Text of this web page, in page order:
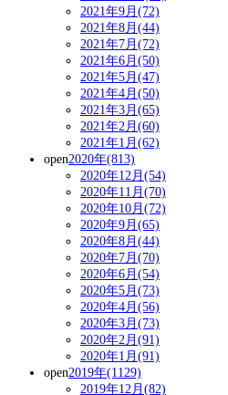
2021年9月(72)
2021年8月(44)
2021年7月(72)
2021年6月(50)
2021年5月(47)
2021年4月(50)
2021年3月(65)
2021年2月(60)
2021年1月(62)
open2020年(813)
2020年12月(54)
2020年11月(70)
2020年10月(72)
2020年9月(65)
2020年8月(44)
2020年7月(70)
2020年6月(54)
2020年5月(73)
2020年4月(56)
2020年3月(73)
2020年2月(91)
2020年1月(91)
open2019年(1129)
2019年12月(82)